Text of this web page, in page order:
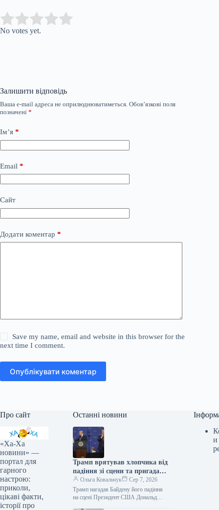
Rate this item:
No votes yet.
Залишити відповідь
Ваша e-mail адреса не оприлюднюватиметься. Обов’язкові поля
позначені *
Ім’я *
Email *
Сайт
Додати коментар *
Save my name, email and website in this browser for the
next time I comment.
Опублікувати коментар
Про сайт
«Ха-Ха
новини» —
портал для
гарного
настрою:
приколи,
цікаві факти,
історії про
Останні новини
Трамп врятував хлопчика від
падіння зі сцени та пригадав
Байдена (відео)
Ольга Ковальчук
Сер 7, 2026
Трамп нагадав Байдену його падіння
на сцені Президент США Дональд
и